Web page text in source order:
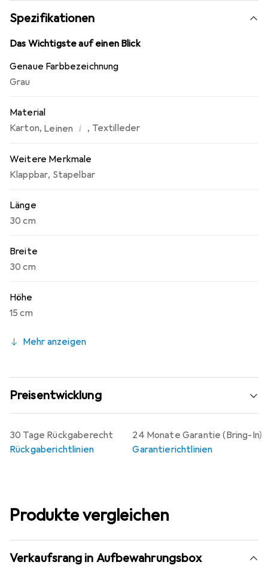
Socken, Schals, Krawatten und vieles mehr) genutzt
werden. Alternativ können die Boxen natürlich auch
freistehend genutzt werden. Der Bezugsstoff ist aus
gefertigt. Dieses wurde speziell für diese Serie
entwickelt und überzeugt mit einem minimalistischen
Das Brand Logo ist aus feinem Textilleder gefertigt. Die
Artikel sind durch die qualitativ hochwertige Verarbeitung
Spezifikationen
Das Wichtigste auf einen Blick
Genaue Farbbezeichnung
Grau
Material
Karton, Leinen i , Textilleder
Weitere Merkmale
Klappbar, Stapelbar
Länge
30 cm
Breite
30 cm
Höhe
15 cm
Mehr anzeigen
Preisentwicklung
30 Tage Rückgaberecht
Rückgaberichtlinien
24 Monate Garantie (Bring-In)
Garantierichtlinien
Produkte vergleichen
Verkaufsrang in Aufbewahrungsbox